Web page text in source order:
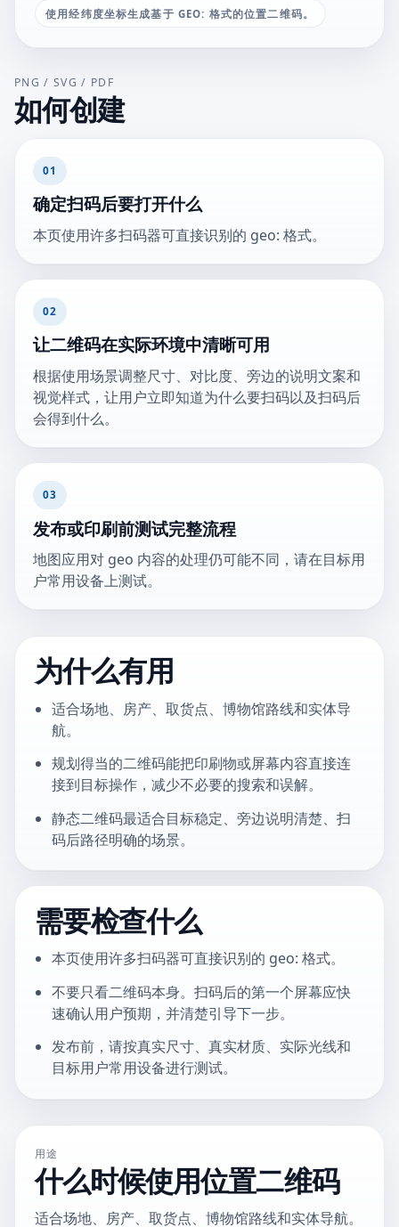
使用经纬度坐标生成基于 GEO: 格式的位置二维码。
PNG / SVG / PDF
如何创建
01
确定扫码后要打开什么
本页使用许多扫码器可直接识别的 geo: 格式。
02
让二维码在实际环境中清晰可用
根据使用场景调整尺寸、对比度、旁边的说明文案和
视觉样式，让用户立即知道为什么要扫码以及扫码后
会得到什么。
03
发布或印刷前测试完整流程
地图应用对 geo 内容的处理仍可能不同，请在目标用
户常用设备上测试。
为什么有用
适合场地、房产、取货点、博物馆路线和实体导
航。
规划得当的二维码能把印刷物或屏幕内容直接连
接到目标操作，减少不必要的搜索和误解。
静态二维码最适合目标稳定、旁边说明清楚、扫
码后路径明确的场景。
需要检查什么
本页使用许多扫码器可直接识别的 geo: 格式。
不要只看二维码本身。扫码后的第一个屏幕应快
速确认用户预期，并清楚引导下一步。
发布前，请按真实尺寸、真实材质、实际光线和
目标用户常用设备进行测试。
用途
什么时候使用位置二维码
适合场地、房产、取货点、博物馆路线和实体导航。